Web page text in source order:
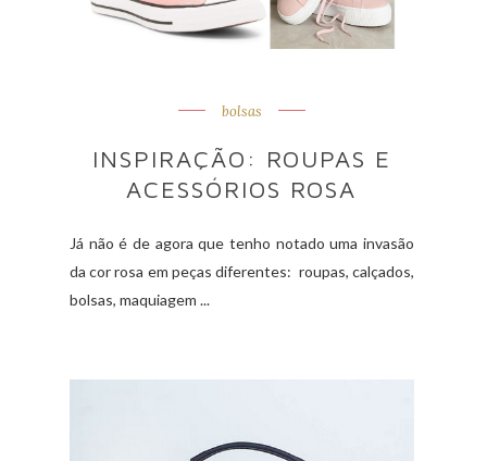
bolsas
INSPIRAÇÃO: ROUPAS E
ACESSÓRIOS ROSA
Já não é de agora que tenho notado uma invasão
da cor rosa em peças diferentes: roupas, calçados,
bolsas, maquiagem ...